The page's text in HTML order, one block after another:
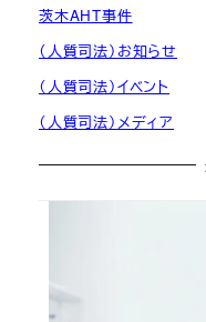
茨木AHT事件
（人質司法）お知らせ
（人質司法）イベント
（人質司法）メディア